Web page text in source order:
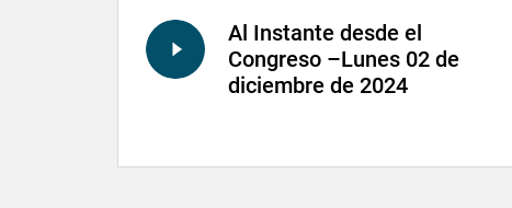
Al Instante desde el
Congreso –Lunes 02 de
diciembre de 2024